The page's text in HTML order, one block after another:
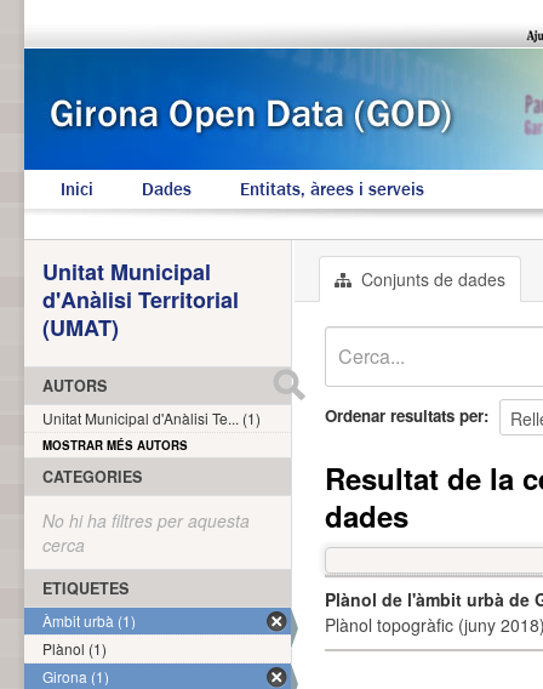
Inici Dades Entitats, àrees i serveis
Conjunts de dades
Ordenar resultats per
Resultat de la
dades
Plànol de l'àmbit urbà de
Plànol topogràfic (juny
Unitat Municipal
d'Anàlisi Territorial
(UMAT)
AUTORS
Unitat Municipal d'Anàlisi Te... (1)
MOSTRAR MÉS AUTORS
CATEGORIES
No hi ha filtres per aquesta
cerca
ETIQUETES
Àmbit urbà (1)
Plànol (1)
Girona (1)